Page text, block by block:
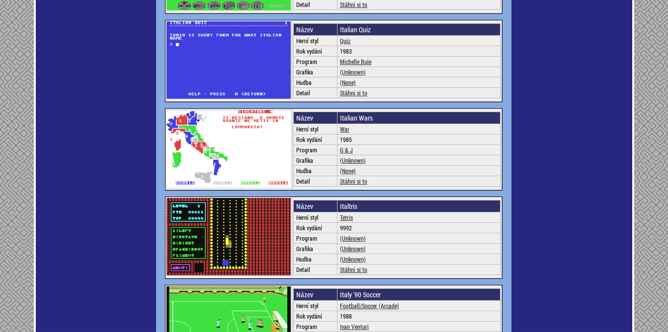
Detail
Stáhni si to
Název Italian Quiz
Herní styl
Quiz
Rok vydání
1983
Program
Michelle Buie
Grafika
(Unknown)
Hudba
(None)
Detail
Stáhni si to
Název Italian Wars
Herní styl
War
Rok vydání
1985
Program
G & J
Grafika
(Unknown)
Hudba
(None)
Detail
Stáhni si to
Název Italtris
Herní styl
Tetris
Rok vydání
9992
Program
(Unknown)
Grafika
(Unknown)
Hudba
(Unknown)
Detail
Stáhni si to
Název Italy '90 Soccer
Herní styl
Football/Soccer (Arcade)
Rok vydání
1988
Program
Ivan Venturi